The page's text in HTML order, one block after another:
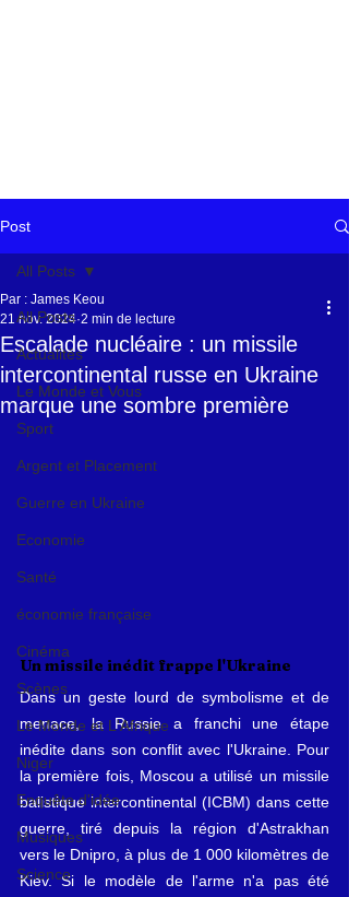
Post
All Posts
Actualités
Le Monde et Vous
Sport
Argent et Placement
Guerre en Ukraine
Economie
Santé
économie française
Cinéma
Scènes
Le Monde et L'Afrique
Niger
Enquête d'idée
Musiques
Science
All Posts
Escalade nucléaire : un missile
intercontinental russe en Ukraine
marque une sombre première
Par : James Keou
21 nov. 2024 2 min de lecture
Un missile inédit frappe l'Ukraine
Dans un geste lourd de symbolisme et de
menace, la Russie a franchi une étape
inédite dans son conflit avec l'Ukraine. Pour
la première fois, Moscou a utilisé un missile
balistique intercontinental (ICBM) dans cette
guerre, tiré depuis la région d'Astrakhan
vers le Dnipro, à plus de 1 000 kilomètres de
Kiev. Si le modèle de l'arme n'a pas été